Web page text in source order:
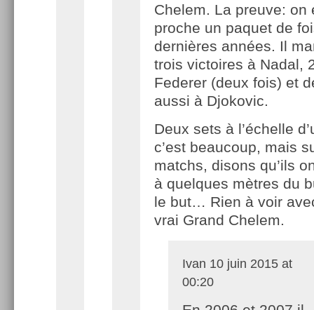
Chelem. La preuve: on
proche un paquet de
dernières années. Il
trois victoires à Nadal,
Federer (deux fois) et
aussi à Djokovic.
Deux sets à l’échelle
c’est beaucoup, mais
matchs, disons qu’ils
à quelques mètres du
le but… Rien à voir
vrai Grand Chelem.
Ivan 10 juin 2015 at
00:20